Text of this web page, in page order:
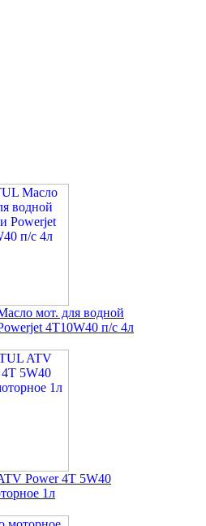
мот. для водной
4T10W40 п/с 4л
Power 4T 5W40
1л